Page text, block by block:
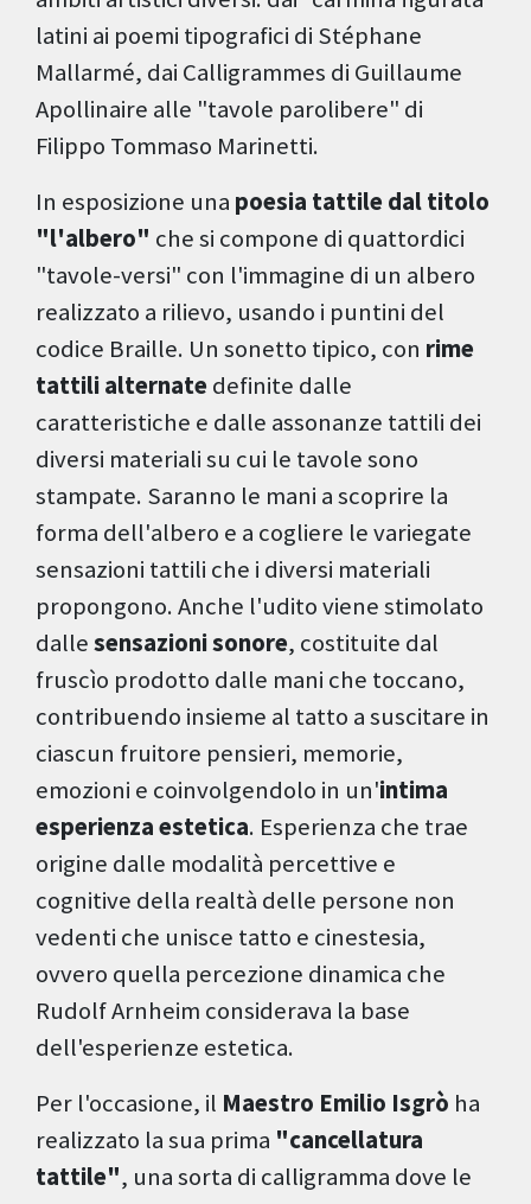
latini ai poemi tipografici di Stéphane
Mallarmé, dai Calligrammes di Guillaume
Apollinaire alle "tavole parolibere" di
Filippo Tommaso Marinetti.
In esposizione una poesia tattile dal titolo
"l'albero" che si compone di quattordici
"tavole-versi" con l'immagine di un albero
realizzato a rilievo, usando i puntini del
codice Braille. Un sonetto tipico, con rime
tattili alternate definite dalle
caratteristiche e dalle assonanze tattili dei
diversi materiali su cui le tavole sono
stampate. Saranno le mani a scoprire la
forma dell'albero e a cogliere le variegate
sensazioni tattili che i diversi materiali
propongono. Anche l'udito viene stimolato
dallesensazioni sonore, costituite dal
fruscìo prodotto dalle mani che toccano,
contribuendo insieme al tatto a suscitare in
ciascun fruitore pensieri, memorie,
emozioni e coinvolgendolo in un'intima
esperienza estetica. Esperienza che trae
origine dalle modalità percettive e
cognitive della realtà delle persone non
vedenti che unisce tatto e cinestesia,
ovvero quella percezione dinamica che
Rudolf Arnheim considerava la base
dell'esperienze estetica.
Per l'occasione, il Maestro Emilio Isgrò ha
realizzato la sua prima "cancellatura
tattile", una sorta di calligramma dove le